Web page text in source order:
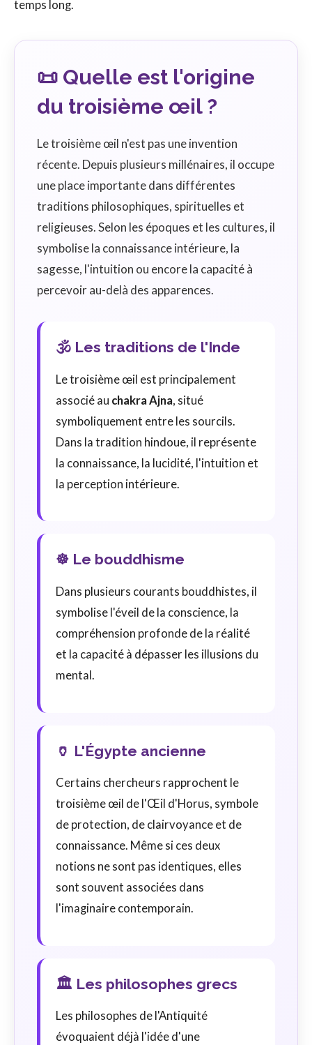
temps long.
📜 Quelle est l'origine
du troisième œil ?
Le troisième œil n'est pas une invention
récente. Depuis plusieurs millénaires, il occupe
une place importante dans différentes
traditions philosophiques, spirituelles et
religieuses. Selon les époques et les cultures, il
symbolise la connaissance intérieure, la
sagesse, l'intuition ou encore la capacité à
percevoir au-delà des apparences.
🕉️ Les traditions de l'Inde
Le troisième œil est principalement
associé au chakra Ajna, situé
symboliquement entre les sourcils.
Dans la tradition hindoue, il représente
la connaissance, la lucidité, l'intuition et
la perception intérieure.
☸️ Le bouddhisme
Dans plusieurs courants bouddhistes, il
symbolise l'éveil de la conscience, la
compréhension profonde de la réalité
et la capacité à dépasser les illusions du
mental.
🏺 L'Égypte ancienne
Certains chercheurs rapprochent le
troisième œil de l'Œil d'Horus, symbole
de protection, de clairvoyance et de
connaissance. Même si ces deux
notions ne sont pas identiques, elles
sont souvent associées dans
l'imaginaire contemporain.
🏛️ Les philosophes grecs
Les philosophes de l'Antiquité
évoquaient déjà l'idée d'une